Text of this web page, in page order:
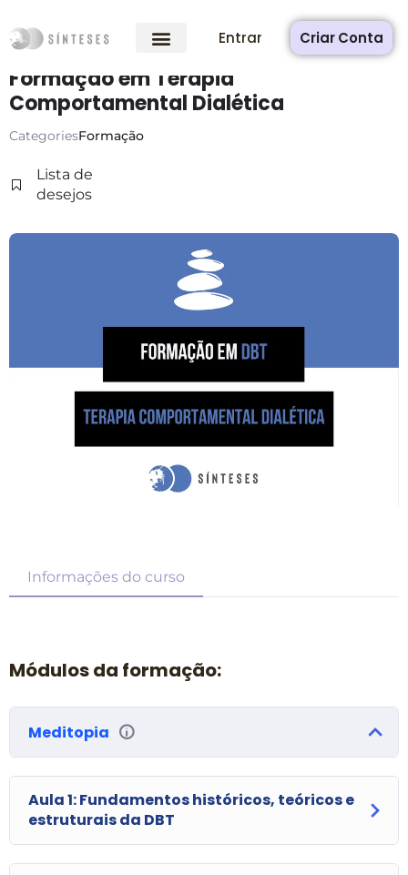
Entrar Criar Conta
Formação em Terapia
Comportamental Dialética
CategoriesFormação
Lista de
desejos
Informações do curso
Módulos da formação:
Meditopia
Aula 1: Fundamentos históricos, teóricos e
estruturais da DBT